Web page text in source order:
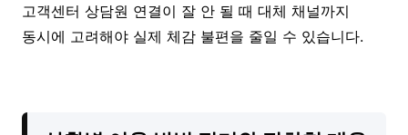
고객센터 상담원 연결이 잘 안 될 때 대체 채널까지
동시에 고려해야 실제 체감 불편을 줄일 수 있습니다.